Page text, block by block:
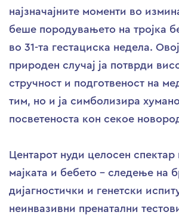
најзначајните моменти во
беше породувањето на тројка
во 31-та гестациска недела.
природен случај ја потврди
стручност и подготвеност на
тим, но и ја симболизира
посветеноста кон секое
Центарот нуди целосен спектар
мајката и бебето – следење на
дијагностички и генетски
неинвазивни пренатални